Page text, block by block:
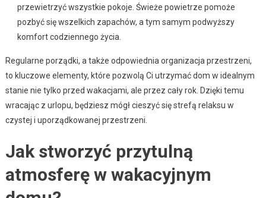
przewietrzyć wszystkie pokoje. Świeże powietrze pomoże
pozbyć się wszelkich zapachów, a tym samym podwyższy
komfort codziennego życia.
Regularne porządki, a także odpowiednia organizacja przestrzeni,
to kluczowe elementy, które pozwolą Ci utrzymać dom w idealnym
stanie nie tylko przed wakacjami, ale przez cały rok. Dzięki temu
wracając z urlopu, będziesz mógł cieszyć się strefą relaksu w
czystej i uporządkowanej przestrzeni.
Jak stworzyć przytulną
atmosferę w wakacyjnym